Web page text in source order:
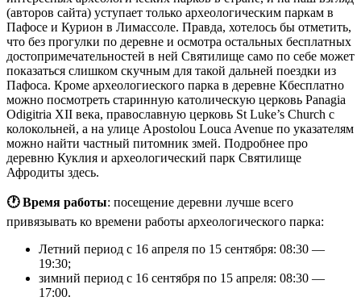
(авторов сайта) уступает только археологическим паркам в
Пафосе и Курион в Лимассоле. Правда, хотелось бы отметить,
что без прогулки по деревне и осмотра остальных бесплатных
достопримечательностей в ней Святилище само по себе может
показаться слишком скучным для такой дальней поездки из
Пафоса. Кроме археологиеского парка в деревне Кбесплатно
можно посмотреть старинную католическую церковь Panagia
Odigitria XII века, православную церковь St Luke’s Church с
колокольней, а на улице Apostolou Louca Avenue по указателям
можно найти частный питомник змей. Подробнее про
деревню Куклия и археологический парк Святилище
Афродиты здесь.
🕐 Время работы: посещение деревни лучше всего
привязывать ко времени работы археологического парка:
Летний период с 16 апреля по 15 сентября: 08:30 —
19:30;
зимний период с 16 сентября по 15 апреля: 08:30 —
17:00.